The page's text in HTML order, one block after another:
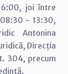
joi între
- 13:30,
Antonina
Direcția
304, precum